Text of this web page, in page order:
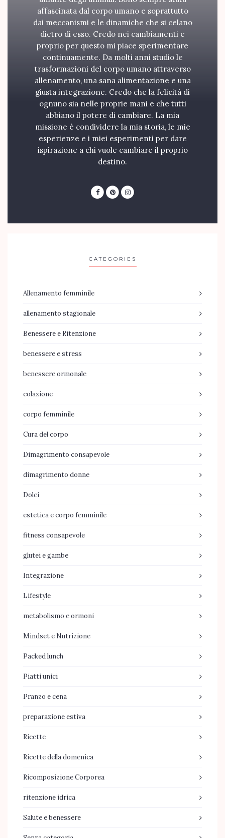
affascinata dal corpo umano e soprattutto
dai meccanismi e le dinamiche che si celano
dietro di esso. Credo nei cambiamenti e
proprio per questo mi piace sperimentare
continuamente. Da molti anni studio le
trasformazioni del corpo umano attraverso
allenamento, una sana alimentazione e una
giusta integrazione. Credo che la felicità di
ognuno sia nelle proprie mani e che tutti
abbiano il potere di cambiare. La mia
missione è condividere la mia storia, le mie
esperienze e i miei esperimenti per dare
ispirazione a chi vuole cambiare il proprio
destino.
CATEGORIES
Allenamento femminile
allenamento stagionale
Benessere e Ritenzione
benessere e stress
benessere ormonale
colazione
corpo femminile
Cura del corpo
Dimagrimento consapevole
dimagrimento donne
Dolci
estetica e corpo femminile
fitness consapevole
glutei e gambe
Integrazione
Lifestyle
metabolismo e ormoni
Mindset e Nutrizione
Packed lunch
Piatti unici
Pranzo e cena
preparazione estiva
Ricette
Ricette della domenica
Ricomposizione Corporea
ritenzione idrica
Salute e benessere